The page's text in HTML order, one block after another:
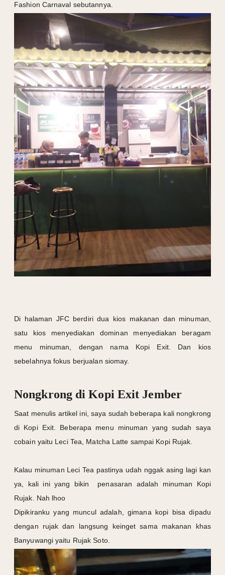
Fashion Carnaval sebutannya.
Di halaman JFC berdiri dua kios makanan dan minuman,
satu kios menyediakan dominan menyediakan beragam
menu minuman, dengan nama Kopi Exit. Dan kios
sebelahnya fokus berjualan siomay.
Nongkrong di Kopi Exit Jember
Saat menulis artikel ini, saya sudah beberapa kali nongkrong
di Kopi Exit. Beberapa menu minuman yang sudah saya
cobain yaitu Leci Tea, Matcha Latte sampai Kopi Rujak.
Kalau minuman Leci Tea pastinya udah nggak asing lagi kan
ya, kali ini yang bikin penasaran adalah minuman Kopi
Rujak. Nah lhoo
Dipikiranku yang muncul adalah, gimana kopi bisa dipadu
dengan rujak dan langsung keinget sama makanan khas
Banyuwangi yaitu Rujak Soto.